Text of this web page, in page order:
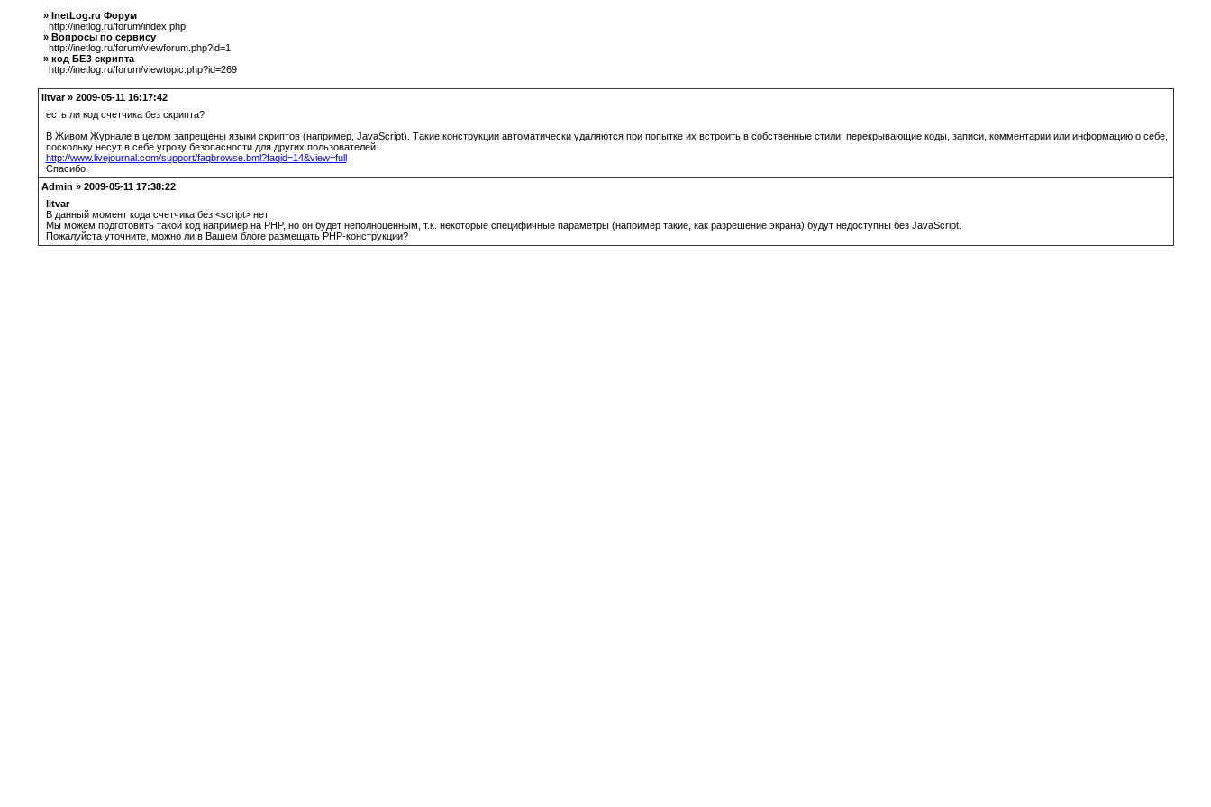
» InetLog.ru Форум
http://inetlog.ru/forum/index.php
» Вопросы по сервису
http://inetlog.ru/forum/viewforum.php?id=1
» код БЕЗ скрипта
http://inetlog.ru/forum/viewtopic.php?id=269
litvar » 2009-05-11 16:17:42
есть ли код счетчика без скрипта?
В Живом Журнале в целом запрещены языки скриптов (например, JavaScript). Такие конструкции автоматически удаляются при попытке их встроить в собственные стили, перекрывающие коды, записи, комментарии или информацию о себе,
поскольку несут в себе угрозу безопасности для других пользователей.
http://www.livejournal.com/support/faqbrowse.bml?faqid=14&view=full
Спасибо!
Admin » 2009-05-11 17:38:22
litvar
В данный момент кода счетчика без <script> нет.
Мы можем подготовить такой код например на PHP, но он будет неполноценным, т.к. некоторые специфичные параметры (например такие, как разрешение экрана) будут недоступны без JavaScript.
Пожалуйста уточните, можно ли в Вашем блоге размещать PHP-конструкции?